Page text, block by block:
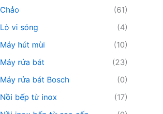
Chảo
(61)
Lò vi sóng
(4)
Máy hút mùi
(10)
Máy rửa bát
(23)
Máy rửa bát Bosch
(0)
Nồi bếp từ inox
(17)